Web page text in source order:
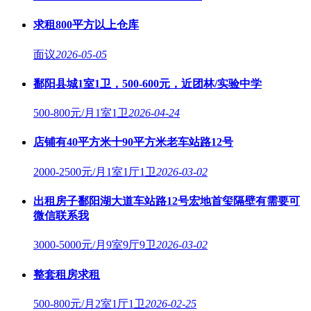
求租800平方以上仓库
面议2026-05-05
鄱阳县城1室1卫，500-600元，近团林/实验中学
500-800元/月 1室1卫2026-04-24
店铺有40平方米十90平方米老车站路12号
2000-2500元/月 1室1厅1卫2026-03-02
出租房子鄱阳湖大道车站路12号宏地首玺隔壁有需要可
微信联系我
3000-5000元/月 9室9厅9卫2026-03-02
整套租房求租
500-800元/月 2室1厅1卫2026-02-25